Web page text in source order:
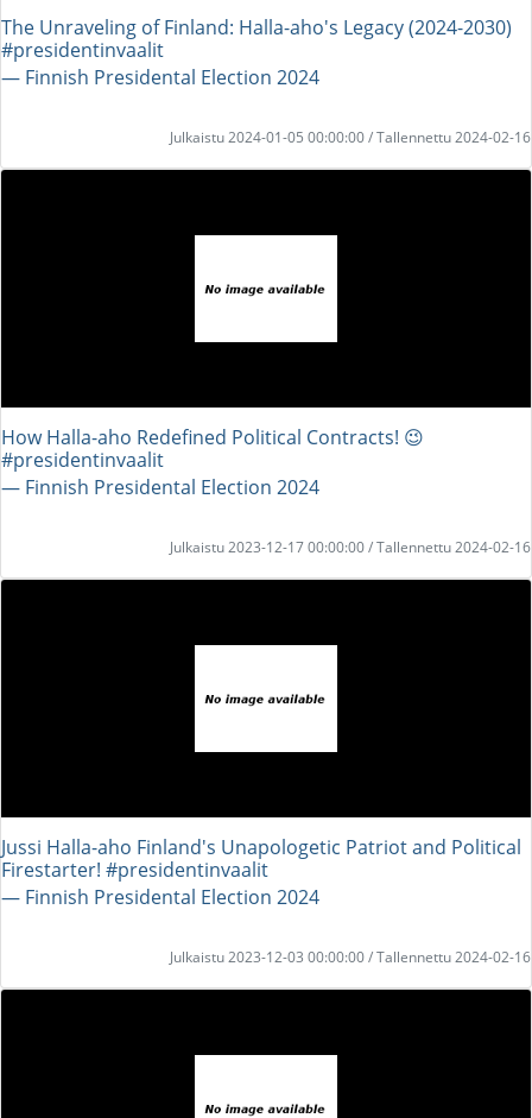
The Unraveling of Finland: Halla-aho's Legacy (2024-2030)
#presidentinvaalit
― Finnish Presidental Election 2024
Julkaistu 2024-01-05 00:00:00 / Tallennettu 2024-02-16
How Halla-aho Redefined Political Contracts! 😉
#presidentinvaalit
― Finnish Presidental Election 2024
Julkaistu 2023-12-17 00:00:00 / Tallennettu 2024-02-16
Jussi Halla-aho Finland's Unapologetic Patriot and Political
Firestarter! #presidentinvaalit
― Finnish Presidental Election 2024
Julkaistu 2023-12-03 00:00:00 / Tallennettu 2024-02-16